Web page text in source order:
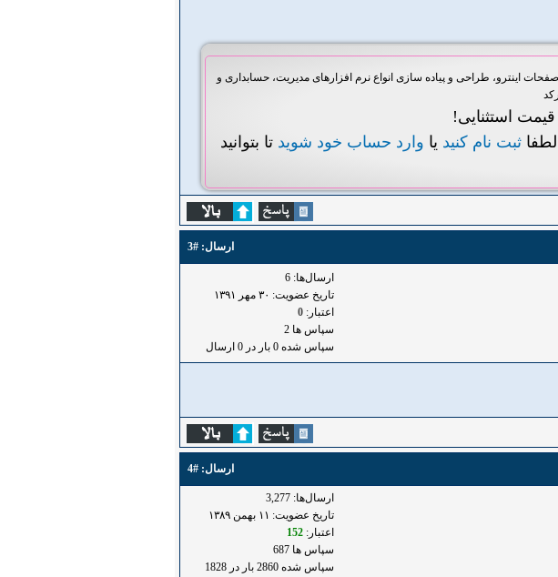
اینترو، طراحی و پیاده سازی انواع نرم افزارهای مدیریت، حسابداری و
استثنایی!
لطفاثبت نام کنید یا وارد حساب خود شوید تا بتوانید
ارسال: #3
ارسال‌ها: 6
تاریخ عضویت: ۳۰ مهر ۱۳۹۱
اعتبار: 0
سپاس ها 2
سپاس شده 0 بار در 0 ارسال
ارسال: #4
ارسال‌ها: 3,277
تاریخ عضویت: ۱۱ بهمن ۱۳۸۹
اعتبار: 152
سپاس ها 687
سپاس شده 2860 بار در 1828